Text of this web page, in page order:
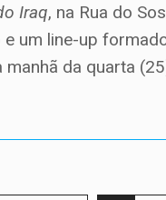
Iraq, na Rua do
um line-up
da quarta